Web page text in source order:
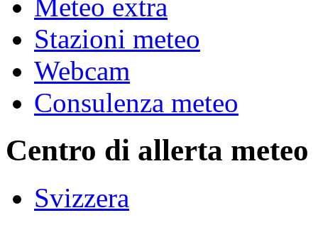
Meteo extra
Stazioni meteo
Webcam
Consulenza meteo
Centro di allerta meteo
Svizzera